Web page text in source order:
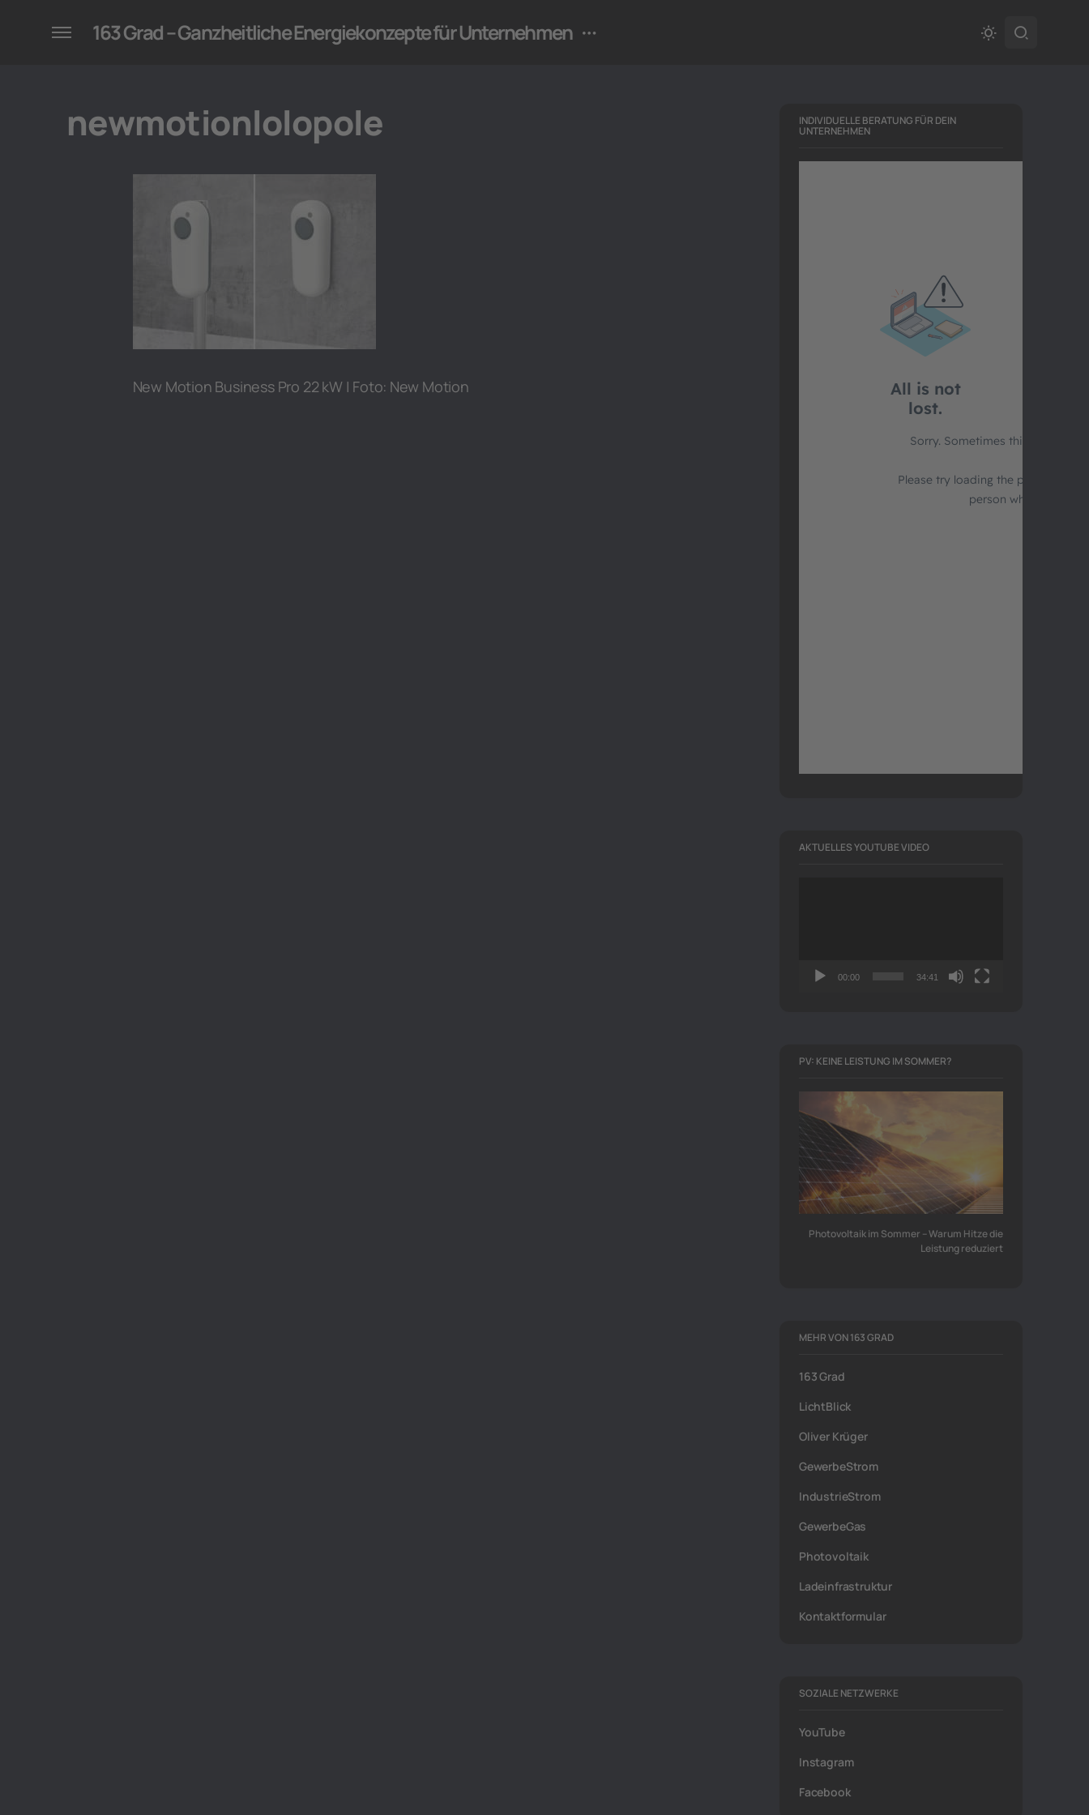
für Unternehmen
163 Grad – Ganzheitliche Energiekonzepte für Unternehmen
newmotionlolopole
New Motion Business Pro 22 kW | Foto: New Motion
INDIVIDUELLE BERATUNG FÜR DEIN
UNTERNEHMEN
AKTUELLES YOUTUBE VIDEO
00:00 34:41
PV: KEINE LEISTUNG IM SOMMER?
Photovoltaik im Sommer – Warum Hitze die
Leistung reduziert
MEHR VON 163 GRAD
163 Grad
LichtBlick
Oliver Krüger
GewerbeStrom
IndustrieStrom
GewerbeGas
Photovoltaik
Ladeinfrastruktur
Kontaktformular
SOZIALE NETZWERKE
YouTube
Instagram
Facebook